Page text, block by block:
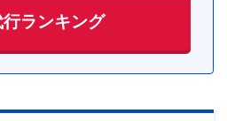
ランキング